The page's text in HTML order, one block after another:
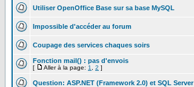
Utiliser OpenOffice Base sur sa base MySQL
Impossible d'accéder au forum
Coupage des services chaques soirs
Fonction mail() : pas d'envois
[ Aller à la page: 1 2 ]
Question: ASP.NET (Framework 2.0) et SQL Server